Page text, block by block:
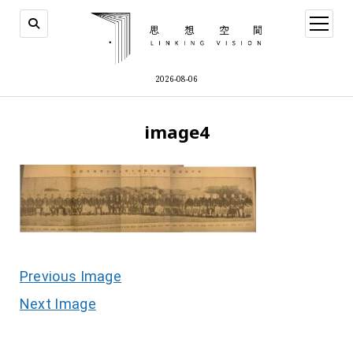
2026-08-06
open
menu
image4
Previous Image
Next Image